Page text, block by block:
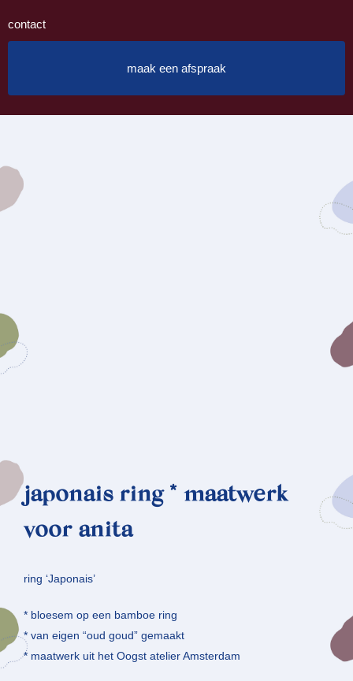
contact
maak een afspraak
japonais ring * maatwerk
voor anita
ring ‘Japonais’
* bloesem op een bamboe ring
* van eigen “oud goud” gemaakt
* maatwerk uit het Oogst atelier Amsterdam